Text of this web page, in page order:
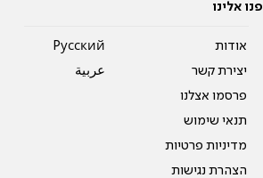
פנו אלינו
אודות
יצירת קשר
פרסמו אצלנו
תנאי שימוש
מדיניות פרטיות
הצהרת נגישות
Pусский
عربية